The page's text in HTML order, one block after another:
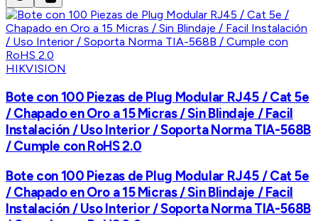
HIKVISION
Bote con 100 Piezas de Plug Modular RJ45 / Cat 5e
/ Chapado en Oro a 15 Micras / Sin Blindaje / Facil
Instalación / Uso Interior / Soporta Norma TIA-568B
/ Cumple con RoHS 2.0
Bote con 100 Piezas de Plug Modular RJ45 / Cat 5e
/ Chapado en Oro a 15 Micras / Sin Blindaje / Facil
Instalación / Uso Interior / Soporta Norma TIA-568B